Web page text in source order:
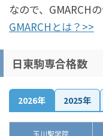
なので、GMARCH
GMARCHとは？>>
日東駒専合格数
2026年 2025年
玉川聖学院